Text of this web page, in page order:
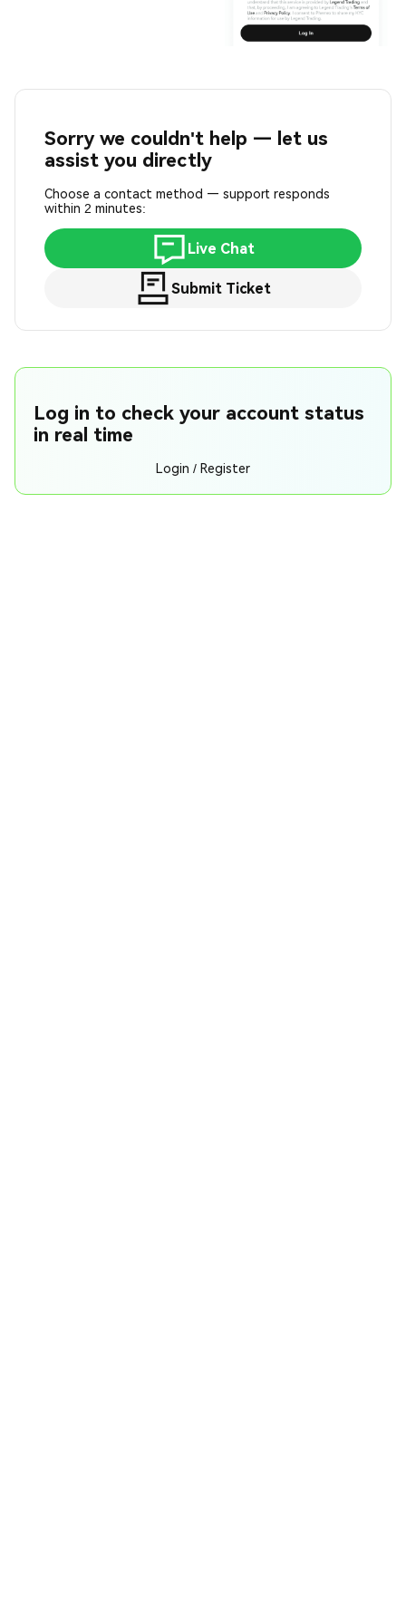
Sorry we couldn't help — let us
assist you directly
Choose a contact method — support responds
within 2 minutes:
Live Chat
Submit Ticket
Log in to check your account status
in real time
Login / Register